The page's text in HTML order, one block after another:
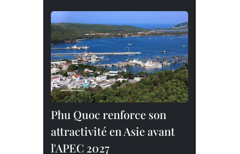
Phu Quoc renforce son
attractivité en Asie avant
l'APEC 2027